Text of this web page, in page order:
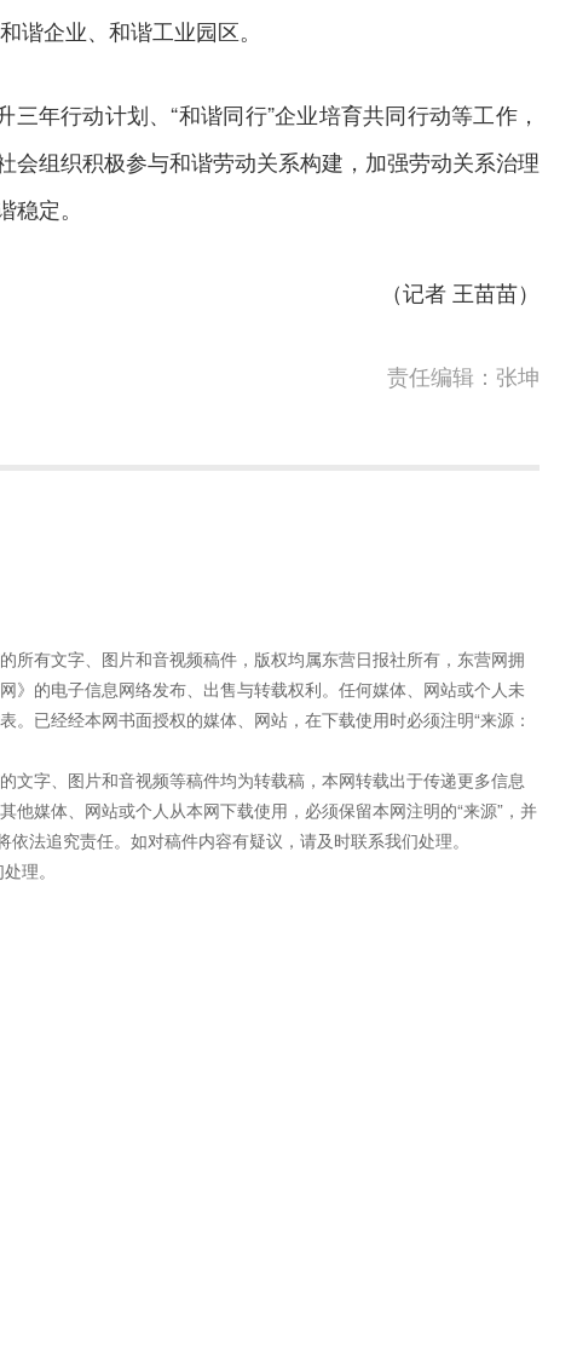
谐企业、和谐工业园区。
年行动计划、“和谐同行”企业培育共同行动等工作，
会组织积极参与和谐劳动关系构建，加强劳动关系治理
定。
（记者 王苗苗）
责任编辑：张坤
所有文字、图片和音视频稿件，版权均属东营日报社所有，东营网拥
》的电子信息网络发布、出售与转载权利。任何媒体、网站或个人未
已经经本网书面授权的媒体、网站，在下载使用时必须注明“来源：
文字、图片和音视频等稿件均为转载稿，本网转载出于传递更多信息
媒体、网站或个人从本网下载使用，必须保留本网注明的“来源”，并
法追究责任。如对稿件内容有疑议，请及时联系我们处理。
理。